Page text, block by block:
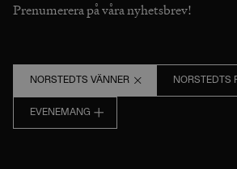
Prenumerera på våra nyhetsbrev!
NORSTEDTS VÄNNER NORSTEDTS
EVENEMANG